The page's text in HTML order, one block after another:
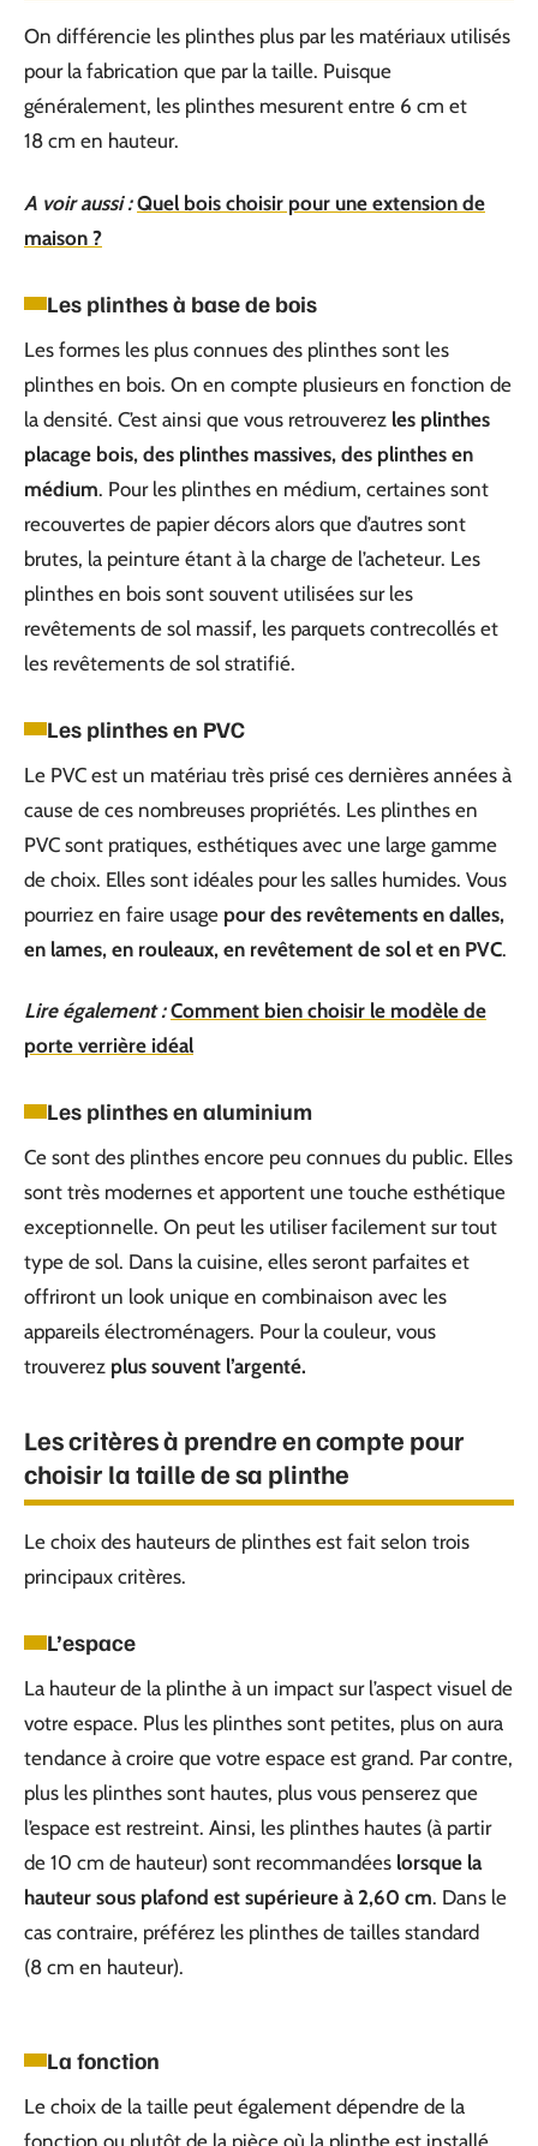
On différencie les plinthes plus par les matériaux utilisés
pour la fabrication que par la taille. Puisque
généralement, les plinthes mesurent entre 6 cm et
18 cm en hauteur.
A voir aussi : Quel bois choisir pour une extension de
maison ?
Les plinthes à base de bois
Les formes les plus connues des plinthes sont les
plinthes en bois. On en compte plusieurs en fonction de
la densité. C’est ainsi que vous retrouverez les plinthes
placage bois, des plinthes massives, des plinthes en
médium. Pour les plinthes en médium, certaines sont
recouvertes de papier décors alors que d’autres sont
brutes, la peinture étant à la charge de l’acheteur. Les
plinthes en bois sont souvent utilisées sur les
revêtements de sol massif, les parquets contrecollés et
les revêtements de sol stratifié.
Les plinthes en PVC
Le PVC est un matériau très prisé ces dernières années à
cause de ces nombreuses propriétés. Les plinthes en
PVC sont pratiques, esthétiques avec une large gamme
de choix. Elles sont idéales pour les salles humides. Vous
pourriez en faire usage pour des revêtements en dalles,
en lames, en rouleaux, en revêtement de sol et en PVC.
Lire également : Comment bien choisir le modèle de
porte verrière idéal
Les plinthes en aluminium
Ce sont des plinthes encore peu connues du public. Elles
sont très modernes et apportent une touche esthétique
exceptionnelle. On peut les utiliser facilement sur tout
type de sol. Dans la cuisine, elles seront parfaites et
offriront un look unique en combinaison avec les
appareils électroménagers. Pour la couleur, vous
trouverez plus souvent l’argenté.
Les critères à prendre en compte pour
choisir la taille de sa plinthe
Le choix des hauteurs de plinthes est fait selon trois
principaux critères.
L’espace
La hauteur de la plinthe à un impact sur l’aspect visuel de
votre espace. Plus les plinthes sont petites, plus on aura
tendance à croire que votre espace est grand. Par contre,
plus les plinthes sont hautes, plus vous penserez que
l’espace est restreint. Ainsi, les plinthes hautes (à partir
de 10 cm de hauteur) sont recommandées lorsque la
hauteur sous plafond est supérieure à 2,60 cm. Dans le
cas contraire, préférez les plinthes de tailles standard
(8 cm en hauteur).
La fonction
Le choix de la taille peut également dépendre de la
fonction ou plutôt de la pièce où la plinthe est installé.